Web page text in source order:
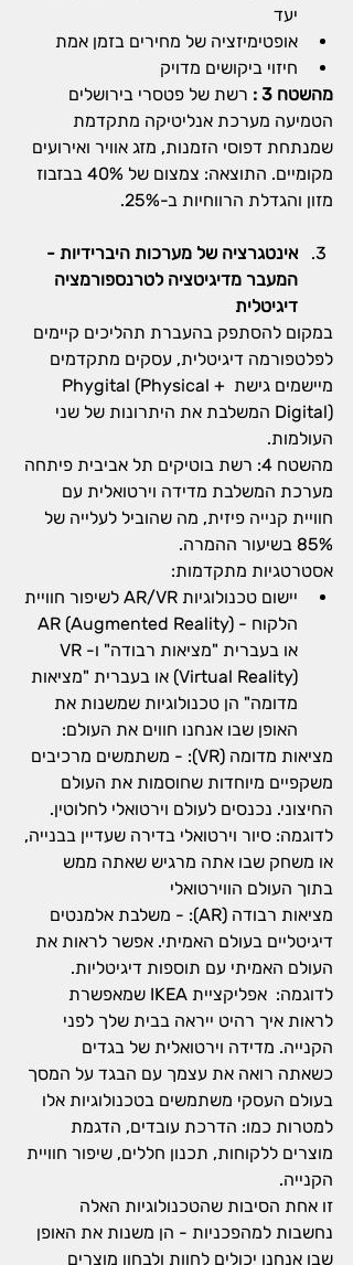
יעד
אופטימיזציה של מחירים בזמן אמת
חיזוי ביקושים מדויק
מהשטח 3 :
רשת של פטסרי בירושלים
הטמיעה מערכת אנליטיקה מתקדמת
שמנתחת דפוסי הזמנות, מזג אוויר ואירועים
מקומיים. התוצאה: צמצום של 40% בבזבוז
מזון והגדלת הרווחיות ב-25%.
אינטגרציה של מערכות היברידיות -
המעבר מדיגיטציה לטרנספורמציה
דיגיטלית
במקום להסתפק בהעברת תהליכים קיימים
לפלטפורמה דיגיטלית, עסקים מתקדמים
מיישמים גישת Phygital (Physical +
Digital) המשלבת את היתרונות של שני
העולמות.
מהשטח 4: רשת בוטיקים תל אביבית פיתחה
מערכת המשלבת מדידה וירטואלית עם
חוויית קנייה פיזית, מה שהוביל לעלייה של
85% בשיעור ההמרה.
אסטרטגיות מתקדמות:
יישום טכנולוגיות AR/VR לשיפור חוויית
או בעברית "מציאות רבודה" ו-VR
(Virtual Reality) או בעברית "מציאות
מדומה" הן טכנולוגיות שמשנות את
האופן שבו אנחנו חווים את העולם:
מציאות מדומה (VR): - משתמשים מרכיבים
משקפיים מיוחדות שחוסמות את העולם
החיצוני. נכנסים לעולם וירטואלי לחלוטין.
לדוגמה: סיור וירטואלי בדירה שעדיין בבנייה,
או משחק שבו אתה מרגיש שאתה ממש
בתוך העולם הווירטואלי
מציאות רבודה (AR): - משלבת אלמנטים
דיגיטליים בעולם האמיתי. אפשר לראות את
העולם האמיתי עם תוספות דיגיטליות.
לדוגמה:  אפליקציית IKEA שמאפשרת
לראות איך רהיט ייראה בבית שלך לפני
הקנייה. מדידה וירטואלית של בגדים
כשאתה רואה את עצמך עם הבגד על המסך
בעולם העסקי משתמשים בטכנולוגיות אלו
למטרות כמו: הדרכת עובדים, הדגמת
מוצרים ללקוחות, תכנון חללים, שיפור חוויית
הקנייה.
זו אחת הסיבות שהטכנולוגיות האלה
נחשבות למהפכניות - הן משנות את האופן
שבו אנחנו יכולים לחוות ולבחון מוצרים